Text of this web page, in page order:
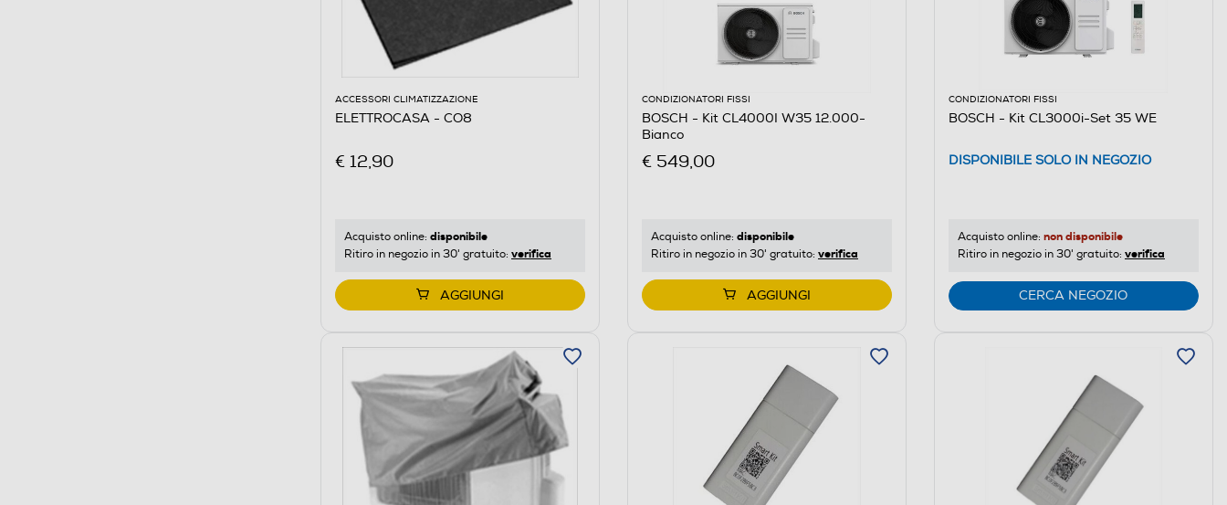
ACCESSORI CLIMATIZZAZIONE
ELETTROCASA - CO8
€ 12,90
Acquisto online: disponibile
Ritiro in negozio in 30' gratuito: verifica
AGGIUNGI
CONDIZIONATORI FISSI
BOSCH - Kit CL4000I W35 12.000-
Bianco
€ 549,00
Acquisto online: disponibile
Ritiro in negozio in 30' gratuito: verifica
AGGIUNGI
CONDIZIONATORI FISSI
BOSCH - Kit CL3000i-Set 35 WE
DISPONIBILE SOLO IN NEGOZIO
Acquisto online: non disponibile
Ritiro in negozio in 30' gratuito: verifica
CERCA NEGOZIO